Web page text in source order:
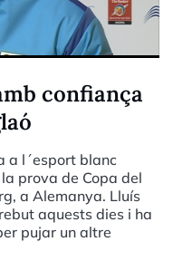
confiança
a l´esport blanc
prova de Copa del
a Alemanya. Lluís
aquests dies i ha
pujar un altre